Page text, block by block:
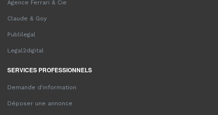
Agence Ferrari & Cie
Claude & Goy
Publilegal
Legal2digital
SERVICES PROFESSIONNELS
Demande d'information
Déposer une annonce